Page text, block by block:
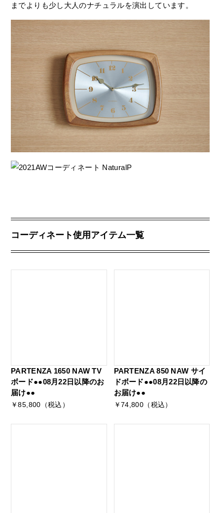
までよりも少し大人のナチュラルを演出しています。
コーディネート使用アイテム一覧
PARTENZA 1650 NAW TV
ボード●●08月22日以降のお
届け●●
￥85,800（税込）
PARTENZA 850 NAW サイ
ドボード●●08月22日以降の
お届け●●
￥74,800（税込）